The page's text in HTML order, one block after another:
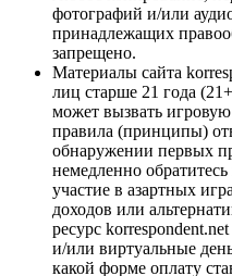
фотографий и/или
принадлежащих
запрещено.
Материалы сайта
лиц старше 21 года
может вызвать
правила (принципы)
обнаружении первых
немедленно
участие в азартных
доходов или
ресурс
и/или виртуальные
какой форме оплату